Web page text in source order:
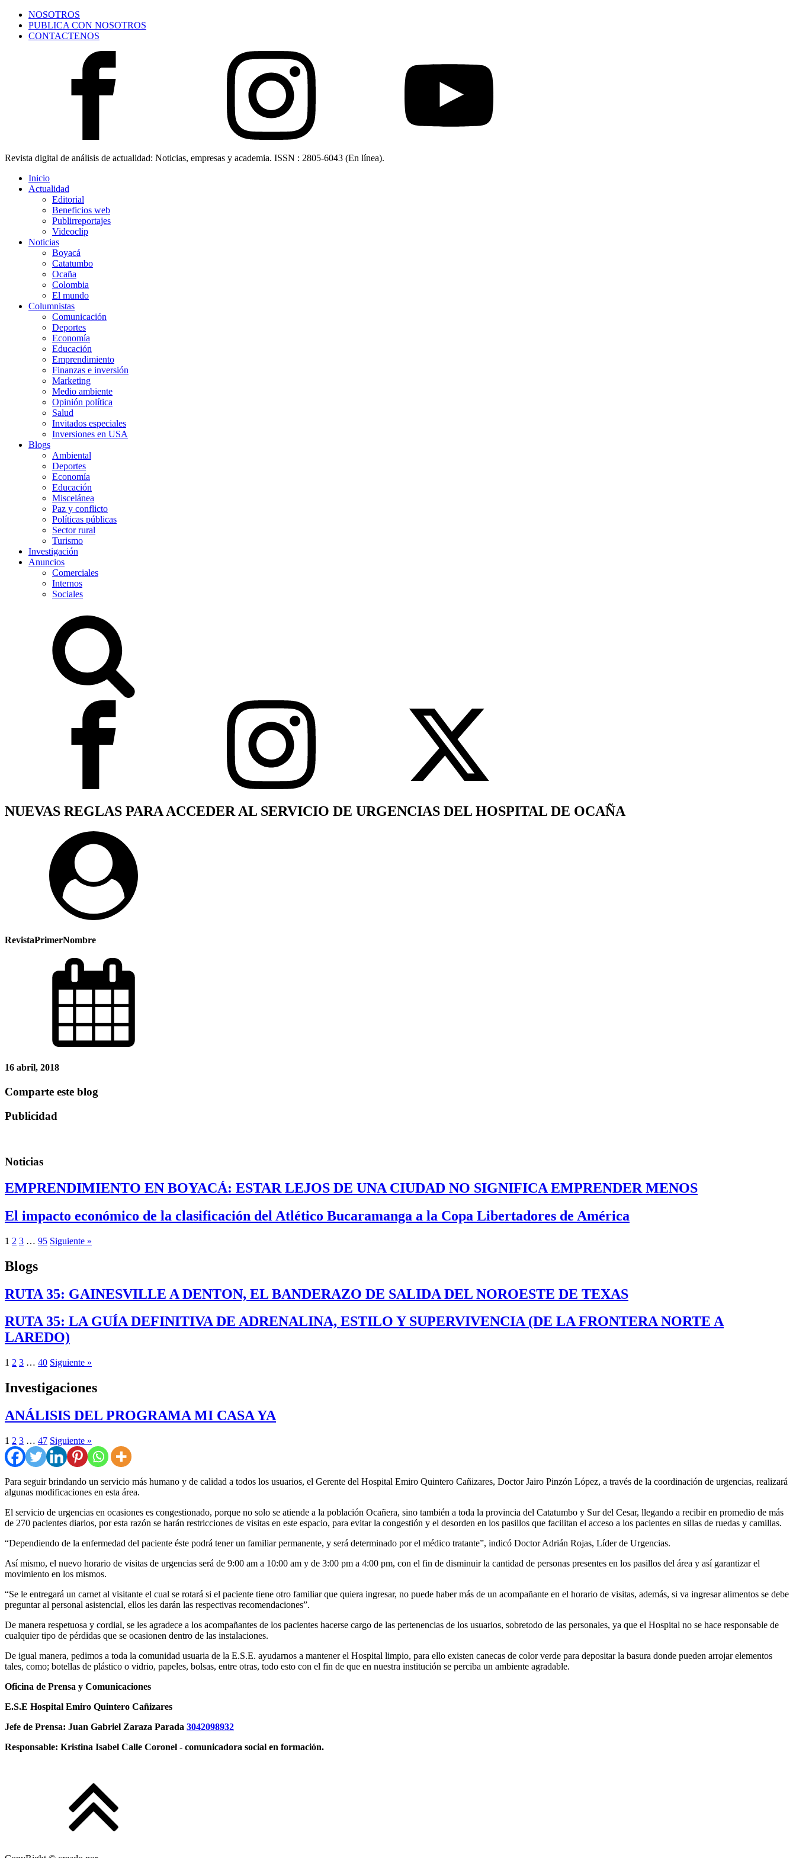
NOSOTROS
PUBLICA CON NOSOTROS
CONTACTENOS
Revista digital de análisis de actualidad: Noticias, empresas y academia. ISSN : 2805-6043 (En línea).
Inicio
Actualidad
Editorial
Beneficios web
Publirreportajes
Videoclip
Noticias
Boyacá
Catatumbo
Ocaña
Colombia
El mundo
Columnistas
Comunicación
Deportes
Economía
Educación
Emprendimiento
Finanzas e inversión
Marketing
Medio ambiente
Opinión política
Salud
Invitados especiales
Inversiones en USA
Blogs
Ambiental
Deportes
Economía
Educación
Miscelánea
Paz y conflicto
Políticas públicas
Sector rural
Turismo
Investigación
Anuncios
Comerciales
Internos
Sociales
NUEVAS REGLAS PARA ACCEDER AL SERVICIO DE URGENCIAS DEL HOSPITAL DE OCAÑA
RevistaPrimerNombre
16 abril, 2018
Comparte este blog
Publicidad
Noticias
EMPRENDIMIENTO EN BOYACÁ: ESTAR LEJOS DE UNA CIUDAD NO SIGNIFICA EMPRENDER MENOS
El impacto económico de la clasificación del Atlético Bucaramanga a la Copa Libertadores de América
1 2 3 … 95 Siguiente »
Blogs
RUTA 35: GAINESVILLE A DENTON, EL BANDERAZO DE SALIDA DEL NOROESTE DE TEXAS
RUTA 35: LA GUÍA DEFINITIVA DE ADRENALINA, ESTILO Y SUPERVIVENCIA (DE LA FRONTERA NORTE A
LAREDO)
1 2 3 … 40 Siguiente »
Investigaciones
ANÁLISIS DEL PROGRAMA MI CASA YA
1 2 3 … 47 Siguiente »
Para seguir brindando un servicio más humano y de calidad a todos los usuarios, el Gerente del Hospital Emiro Quintero Cañizares, Doctor Jairo Pinzón López, a través de la coordinación de urgencias, realizará
algunas modificaciones en esta área.
El servicio de urgencias en ocasiones es congestionado, porque no solo se atiende a la población Ocañera, sino también a toda la provincia del Catatumbo y Sur del Cesar, llegando a recibir en promedio de más
de 270 pacientes diarios, por esta razón se harán restricciones de visitas en este espacio, para evitar la congestión y el desorden en los pasillos que facilitan el acceso a los pacientes en sillas de ruedas y camillas.
“Dependiendo de la enfermedad del paciente éste podrá tener un familiar permanente, y será determinado por el médico tratante”, indicó Doctor Adrián Rojas, Líder de Urgencias.
Así mismo, el nuevo horario de visitas de urgencias será de 9:00 am a 10:00 am y de 3:00 pm a 4:00 pm, con el fin de disminuir la cantidad de personas presentes en los pasillos del área y así garantizar el
movimiento en los mismos.
“Se le entregará un carnet al visitante el cual se rotará si el paciente tiene otro familiar que quiera ingresar, no puede haber más de un acompañante en el horario de visitas, además, si va ingresar alimentos se debe
preguntar al personal asistencial, ellos les darán las respectivas recomendaciones”.
De manera respetuosa y cordial, se les agradece a los acompañantes de los pacientes hacerse cargo de las pertenencias de los usuarios, sobretodo de las personales, ya que el Hospital no se hace responsable de
cualquier tipo de pérdidas que se ocasionen dentro de las instalaciones.
De igual manera, pedimos a toda la comunidad usuaria de la E.S.E. ayudarnos a mantener el Hospital limpio, para ello existen canecas de color verde para depositar la basura donde pueden arrojar elementos
tales, como; botellas de plástico o vidrio, papeles, bolsas, entre otras, todo esto con el fin de que en nuestra institución se perciba un ambiente agradable.
Oficina de Prensa y Comunicaciones
E.S.E Hospital Emiro Quintero Cañizares
Jefe de Prensa: Juan Gabriel Zaraza Parada 3042098932
Responsable: Kristina Isabel Calle Coronel - comunicadora social en formación.